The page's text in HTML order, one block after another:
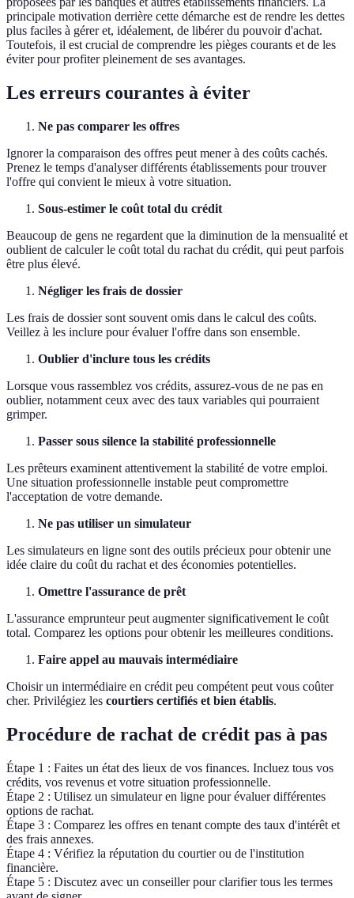
principale motivation derrière cette démarche est de rendre les dettes
plus faciles à gérer et, idéalement, de libérer du pouvoir d'achat.
Toutefois, il est crucial de comprendre les pièges courants et de les
éviter pour profiter pleinement de ses avantages.
Les erreurs courantes à éviter
Ne pas comparer les offres
Ignorer la comparaison des offres peut mener à des coûts cachés.
Prenez le temps d'analyser différents établissements pour trouver
l'offre qui convient le mieux à votre situation.
Sous-estimer le coût total du crédit
Beaucoup de gens ne regardent que la diminution de la mensualité et
oublient de calculer le coût total du rachat du crédit, qui peut parfois
être plus élevé.
Négliger les frais de dossier
Les frais de dossier sont souvent omis dans le calcul des coûts.
Veillez à les inclure pour évaluer l'offre dans son ensemble.
Oublier d'inclure tous les crédits
Lorsque vous rassemblez vos crédits, assurez-vous de ne pas en
oublier, notamment ceux avec des taux variables qui pourraient
grimper.
Passer sous silence la stabilité professionnelle
Les prêteurs examinent attentivement la stabilité de votre emploi.
Une situation professionnelle instable peut compromettre
l'acceptation de votre demande.
Ne pas utiliser un simulateur
Les simulateurs en ligne sont des outils précieux pour obtenir une
idée claire du coût du rachat et des économies potentielles.
Omettre l'assurance de prêt
L'assurance emprunteur peut augmenter significativement le coût
total. Comparez les options pour obtenir les meilleures conditions.
Faire appel au mauvais intermédiaire
Choisir un intermédiaire en crédit peu compétent peut vous coûter
cher. Privilégiez les courtiers certifiés et bien établis.
Procédure de rachat de crédit pas à pas
Étape 1 : Faites un état des lieux de vos finances. Incluez tous vos
crédits, vos revenus et votre situation professionnelle.
Étape 2 : Utilisez un simulateur en ligne pour évaluer différentes
options de rachat.
Étape 3 : Comparez les offres en tenant compte des taux d'intérêt et
des frais annexes.
Étape 4 : Vérifiez la réputation du courtier ou de l'institution
financière.
Étape 5 : Discutez avec un conseiller pour clarifier tous les termes